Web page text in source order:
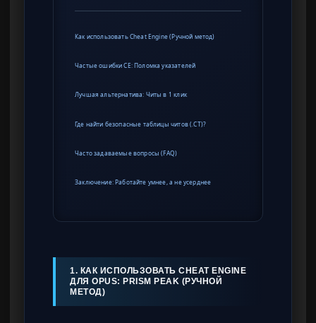
Как использовать Cheat Engine (Ручной метод)
Частые ошибки CE: Поломка указателей
Лучшая альтернатива: Читы в 1 клик
Где найти безопасные таблицы читов (.CT)?
Часто задаваемые вопросы (FAQ)
Заключение: Работайте умнее, а не усерднее
1. КАК ИСПОЛЬЗОВАТЬ CHEAT ENGINE
ДЛЯ OPUS: PRISM PEAK (РУЧНОЙ
МЕТОД)